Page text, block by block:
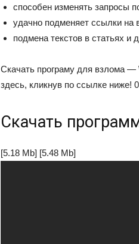
способен изменять запросы
удачно подменяет ссылки на
подмена текстов в статьях и
Скачать програму для взлома
здесь, кликнув по ссылке
Скачать
[5.18 Mb] [5.48 Mb]